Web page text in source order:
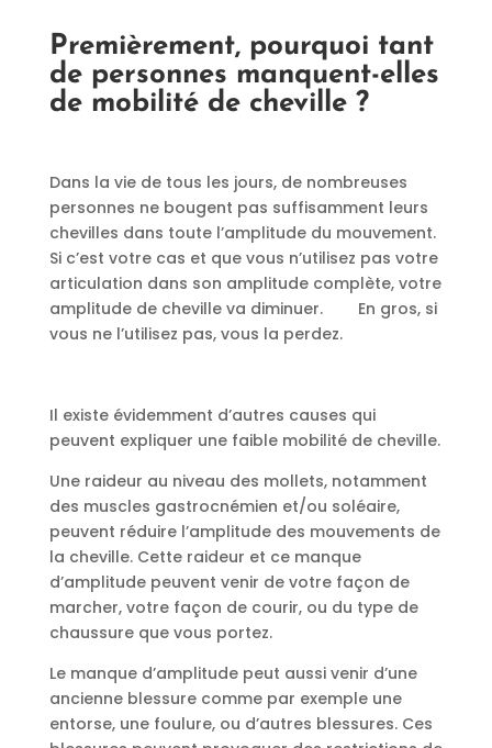
Premièrement, pourquoi tant
de personnes manquent-elles
de mobilité de cheville ?
Dans la vie de tous les jours, de nombreuses
personnes ne bougent pas suffisamment leurs
chevilles dans toute l’amplitude du mouvement.
Si c’est votre cas et que vous n’utilisez pas votre
articulation dans son amplitude complète, votre
amplitude de cheville va diminuer. En gros, si
vous ne l’utilisez pas, vous la perdez.
Il existe évidemment d’autres causes qui
peuvent expliquer une faible mobilité de cheville.
Une raideur au niveau des mollets, notamment
des muscles gastrocnémien et/ou soléaire,
peuvent réduire l’amplitude des mouvements de
la cheville. Cette raideur et ce manque
d’amplitude peuvent venir de votre façon de
marcher, votre façon de courir, ou du type de
chaussure que vous portez.
Le manque d’amplitude peut aussi venir d’une
ancienne blessure comme par exemple une
entorse, une foulure, ou d’autres blessures. Ces